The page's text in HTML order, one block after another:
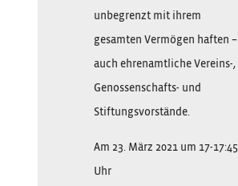
unbegrenzt mit ihrem
gesamten Vermögen haften –
auch ehrenamtliche Vereins-,
Genossenschafts- und
Stiftungsvorstände.
Am 23. März 2021 um 17-17:45
Uhr